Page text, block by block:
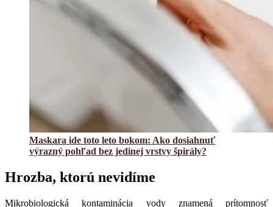
Maskara ide toto leto bokom: Ako dosiahnuť
výrazný pohľad bez jedinej vrstvy špirály?
Hrozba, ktorú nevidíme
Mikrobiologická kontaminácia vody znamená prítomnosť